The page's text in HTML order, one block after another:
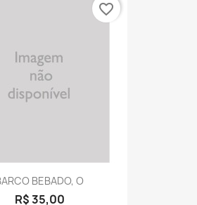
BEBADO, O
R$ 35,00
favorite_border